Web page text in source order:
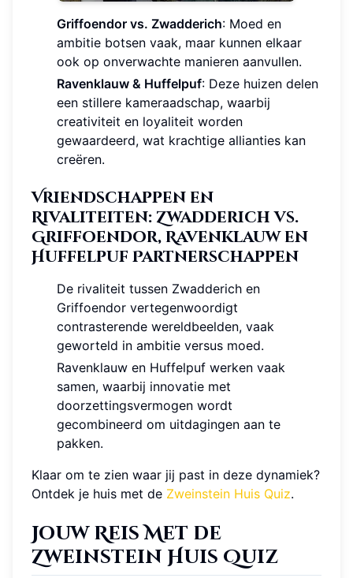
Griffoendor vs. Zwadderich: Moed en
ambitie botsen vaak, maar kunnen elkaar
ook op onverwachte manieren aanvullen.
Ravenklauw & Huffelpuf: Deze huizen delen
een stillere kameraadschap, waarbij
creativiteit en loyaliteit worden
gewaardeerd, wat krachtige allianties kan
creëren.
Vriendschappen en
Rivaliteiten: Zwadderich vs.
Griffoendor, Ravenklauw en
Huffelpuf Partnerschappen
De rivaliteit tussen Zwadderich en
Griffoendor vertegenwoordigt
contrasterende wereldbeelden, vaak
geworteld in ambitie versus moed.
Ravenklauw en Huffelpuf werken vaak
samen, waarbij innovatie met
doorzettingsvermogen wordt
gecombineerd om uitdagingen aan te
pakken.
Klaar om te zien waar jij past in deze dynamiek?
Ontdek je huis met de Zweinstein Huis Quiz.
Jouw Reis Met de
Zweinstein Huis Quiz